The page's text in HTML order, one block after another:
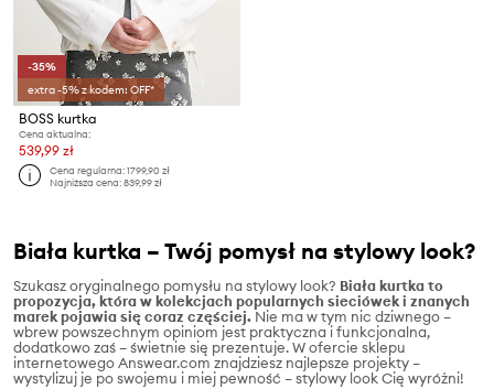
-35%
extra -5% z kodem: OFF*
BOSS kurtka
Cena aktualna:
539,99 zł
Cena regularna:1799,90 zł
Najniższa cena:839,99 zł
Biała kurtka – Twój pomysł na stylowy look?
Szukasz oryginalnego pomysłu na stylowy look? Biała kurtka to
propozycja, która w kolekcjach popularnych sieciówek i znanych
marek pojawia się coraz częściej. Nie ma w tym nic dziwnego –
wbrew powszechnym opiniom jest praktyczna i funkcjonalna,
dodatkowo zaś – świetnie się prezentuje. W ofercie sklepu
internetowego Answear.com znajdziesz najlepsze projekty –
wystylizuj je po swojemu i miej pewność – stylowy look Cię wyróżni!